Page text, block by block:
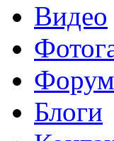
Видео
Форум
Блоги